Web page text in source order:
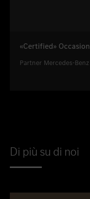
«Certified»
Partner Mercedes-
Di più su di noi